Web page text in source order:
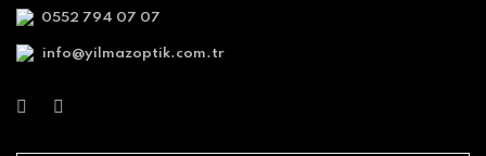
0552 794 07 07
info@yilmazoptik.com.tr